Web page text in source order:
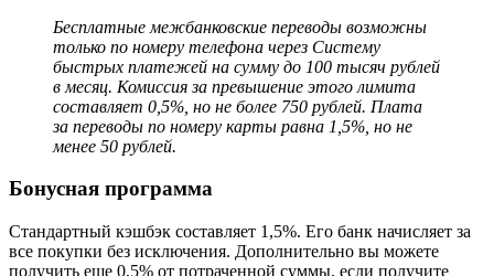
Бесплатные межбанковские переводы возможны
только по номеру телефона через Систему
быстрых платежей на сумму до 100 тысяч рублей
в месяц. Комиссия за превышение этого лимита
составляет 0,5%, но не более 750 рублей. Плата
за переводы по номеру карты равна 1,5%, но не
менее 50 рублей.
Бонусная программа
Стандартный кэшбэк составляет 1,5%. Его банк начисляет за
все покупки без исключения. Дополнительно вы можете
получить еще 0,5% от потраченной суммы, если получите